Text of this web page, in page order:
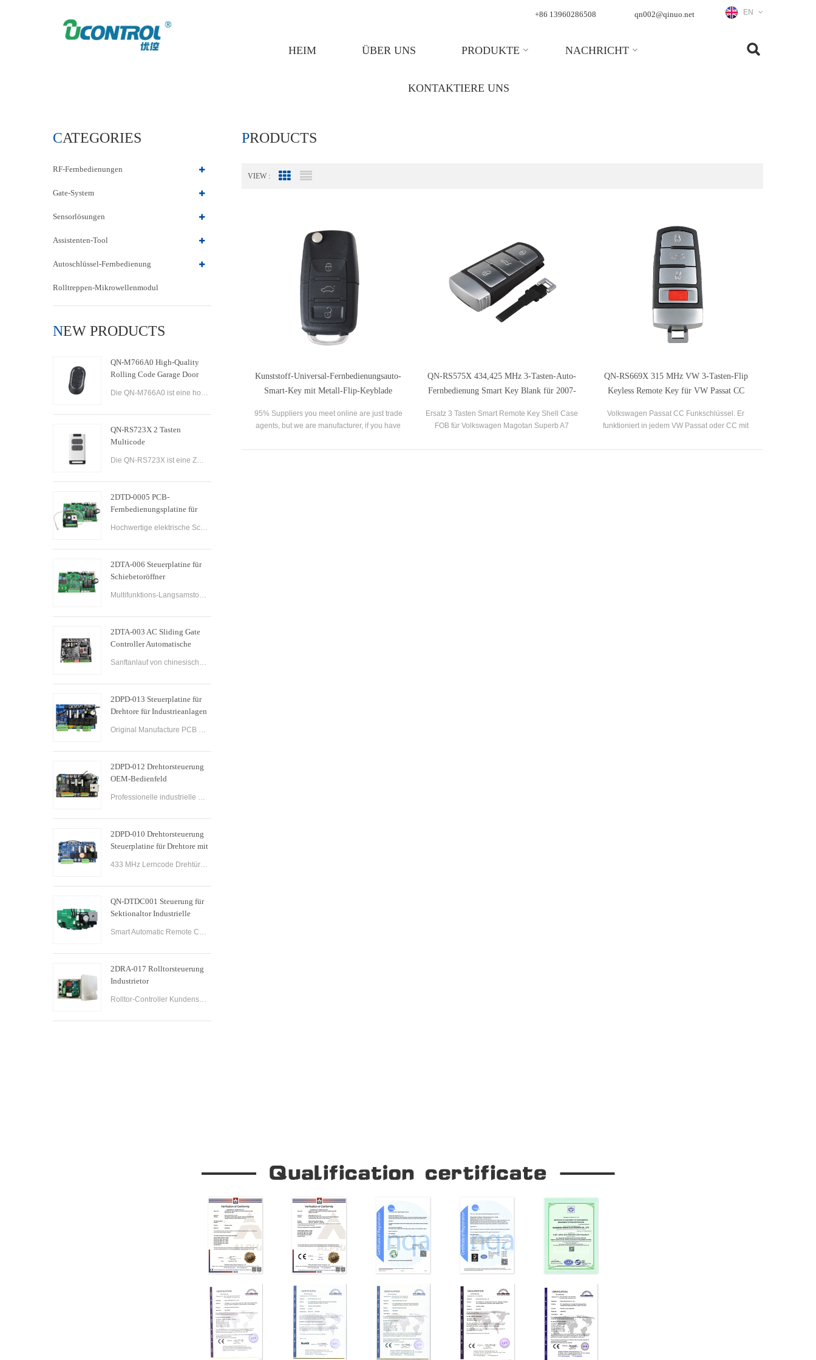
+86 13960286508 qn002@qinuo.net EN
HEIM ÜBER UNS PRODUKTE NACHRICHT
KONTAKTIERE UNS
CATEGORIES
RF-Fernbedienungen
Gate-System
Sensorlösungen
Assistenten-Tool
Autoschlüssel-Fernbedienung
Rolltreppen-Mikrowellenmodul
NEW PRODUCTS
QN-M766A0 High-Quality
Rolling Code Garage Door
Die QN-M766A0 ist eine hochwertige Rollcode-Garagentor-Fernbedienung, die auf Benutzerfreundlichkeit und Komfort ausgelegt ist. Es verfügt über fortschrittliche Technologie, die maximale Sicherheit und Zuverlässigkeit gewährleistet, mit einem Rolling-Code
QN-RS723X 2 Tasten
Multicode
Die QN-RS723X ist eine Zwei-Tasten-Fernbedienung, die für die Verwendung mit automatischen Garagentoren und -toren entwickelt wurde. Es bietet eine Reihe von Funktionen, die es zu einer vielseitigen und zuverlässigen Option zur Steuerung mehrerer Geräte m
2DTD-0005 PCB-
Fernbedienungsplatine für
Hochwertige elektrische Schiebetorsteuerung AC200-260V 50/60Hz Motor Schiebetoröffner Steuerplatine Schiebetorsteuerung.
2DTA-006 Steuerplatine für
Schiebetoröffner
Multifunktions-Langsamstopp-Steuerplatine für Schiebetoröffner Schiebetoröffner-Steuerplatine Gate-PCB-Steuerplatine für Schiebetorantriebe.
2DTA-003 AC Sliding Gate
Controller Automatische
Sanftanlauf von chinesischen Herstellern
2DPD-013 Steuerplatine für
Drehtore für Industrieanlagen
Original Manufacture PCB Control Board Smart Home Automation System AC24V Swing Gate Control Board for Automatic Swing Gate Opener
2DPD-012 Drehtorsteuerung
OEM-Bedienfeld
Professionelle industrielle Drehtorsteuerung PCBA-Steuerplatinenfabrik und industrieller Steuerplatinen-OEM-PCBA-Service.
2DPD-010 Drehtorsteuerung
Steuerplatine für Drehtore mit
433 MHz Lerncode Drehtür-Wireless-Empfänger-Controller Steuerplatine für automatisches Türsystem Drehtoröffner
QN-DTDC001 Steuerung für
Sektionaltor Industrielle
Smart Automatic Remote Control Garage Rolling Rollladenöffner Electric Dual Arm Control Board Swing Door Automatic Sectional Gate Opener Controller.
2DRA-017 Rolltorsteuerung
Industrietor
Rolltor-Controller Kundenspezifischer konkurrenzfähiger Preis PCB-Steuerplatine für Rollgaragentor-Tormotoröffner.
PRODUCTS
VIEW : Grid View
Kunststoff-Universal-Fernbedienungsauto-
Smart-Key mit Metall-Flip-Keyblade
95% Suppliers you meet online are just trade
agents, but we are manufacturer, if you have
will be the right person for you!
QN-RS575X 434,425 MHz 3-Tasten-Auto-
Fernbedienung Smart Key Blank für 2007-
Ersatz 3 Tasten Smart Remote Key Shell Case
FOB für Volkswagen Magotan Superb A7
QN-RS669X 315 MHz VW 3-Tasten-Flip
Keyless Remote Key für VW Passat CC
Volkswagen Passat CC Funkschlüssel. Er
funktioniert in jedem VW Passat oder CC mit